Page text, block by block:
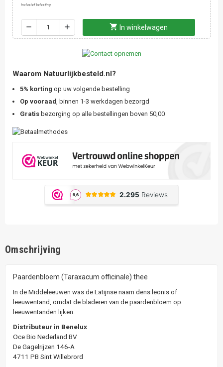
Inclusief belasting
remove add shopping_cart In winkelwagen
Waarom Natuurlijkbesteld.nl?
5% korting op uw volgende bestelling
Op vooraad, binnen 1-3 werkdagen bezorgd
Gratis bezorging op alle bestellingen boven 50,00
Omschrijving
Paardenbloem (Taraxacum officinale) thee
In de Middeleeuwen was de Latijnse naam dens leonis of
leeuwentand, omdat de bladeren van de paardenbloem op
leeuwentanden lijken.
Distributeur in Benelux
Oce Bio Nederland BV
De Gagelrijzen 146-A
4711 PB Sint Willebrord